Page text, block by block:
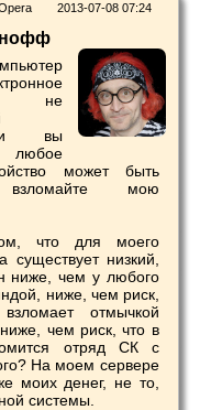
2013-07-08 07:24
а не
вы
любое
может быть
мою
что для моего
существует низкий,
ниже, чем у любого
ниже, чем риск,
отмычкой
чем риск, что в
отряд СК с
На моем сервере
моих денег, не то,
системы.